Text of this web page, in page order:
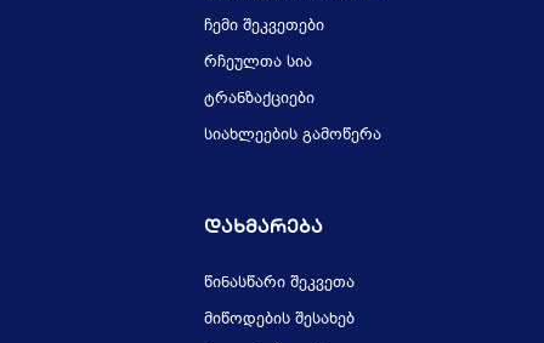
ჩემი შეკვეთები
რჩეულთა სია
ტრანზაქციები
სიახლეების გამოწერა
Დახმარება
წინასწარი შეკვეთა
მიწოდების შესახებ